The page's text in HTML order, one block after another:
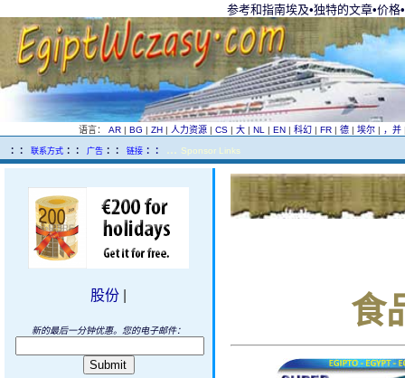
参考和指南埃及•独特的文章•价
语言： AR | BG | ZH | 人力资源 | CS | 大 | NL | EN | 科幻 | FR | 德 | 埃尔 | ，并
：： 联系方式 ：： 广告 ：： 链接 ：： Sponsor Links
股份
新的最后一分钟优惠。您的电子邮件： 食